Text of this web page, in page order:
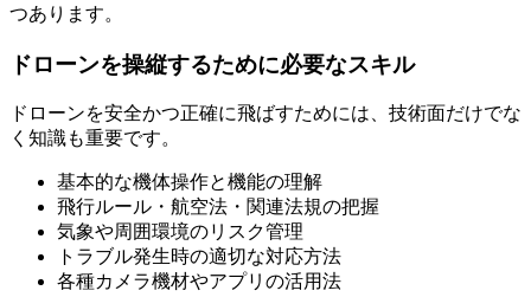
つあります。
ドローンを操縦するために必要なスキル
ドローンを安全かつ正確に飛ばすためには、技術面だけでな
く知識も重要です。
基本的な機体操作と機能の理解
飛行ルール・航空法・関連法規の把握
気象や周囲環境のリスク管理
トラブル発生時の適切な対応方法
各種カメラ機材やアプリの活用法